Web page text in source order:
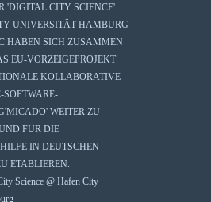
'DIGITAL CITY SCIENCE'
UNIVERSITÄT HAMBURG
HABEN SICH ZUSAMMEN
EU-VORZEIGEPROJEKT
KOLLABORATIVE
SOFTWARE-
'MICADO' WEITER ZU
FÜR DIE
IN DEUTSCHEN
ETABLIEREN.